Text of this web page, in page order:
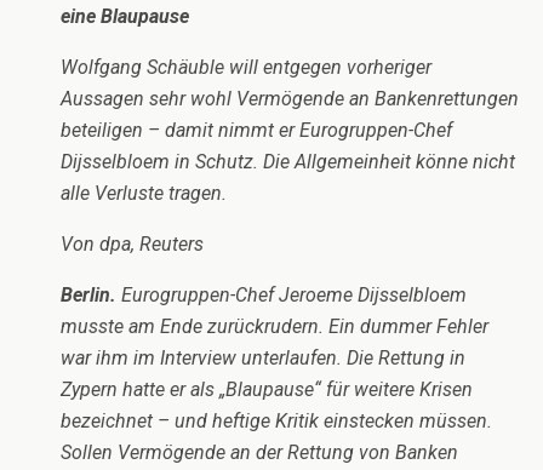
eine Blaupause
Wolfgang Schäuble will entgegen vorheriger
Aussagen sehr wohl Vermögende an Bankenrettungen
beteiligen – damit nimmt er Eurogruppen-Chef
Dijsselbloem in Schutz. Die Allgemeinheit könne nicht
alle Verluste tragen.
Von dpa, Reuters
Berlin. Eurogruppen-Chef Jeroeme Dijsselbloem
musste am Ende zurückrudern. Ein dummer Fehler
war ihm im Interview unterlaufen. Die Rettung in
Zypern hatte er als „Blaupause“ für weitere Krisen
bezeichnet – und heftige Kritik einstecken müssen.
Sollen Vermögende an der Rettung von Banken